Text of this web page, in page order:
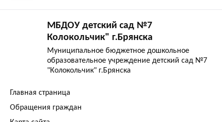
МБДОУ детский сад №7
Колокольчик" г.Брянска
Муниципальное бюджетное дошкольное
образовательное учреждение детский сад №7
"Колокольчик" г.Брянска
Главная страница
Обращения граждан